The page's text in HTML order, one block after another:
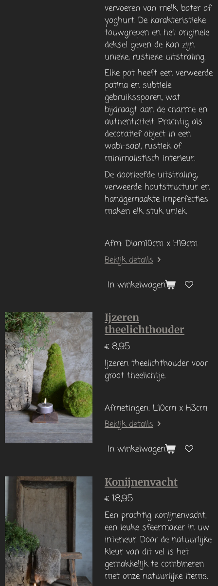
vervoeren van melk, boter of
yoghurt. De karakteristieke
touwgrepen en het originele
deksel geven de kan zijn
unieke, rustieke uitstraling.
Elke pot heeft een verweerde
patina en subtiele
gebruikssporen, wat
bijdraagt ​​aan de charme en
authenticiteit. Prachtig als
decoratief object in een
wabi-sabi, rustiek of
minimalistisch interieur.
De doorleefde uitstraling,
verweerde houtstructuur en
handgemaakte imperfecties
maken elk stuk uniek.
Afm: Diam10cm x H19cm
Bekijk details
In winkelwagen
Ijzeren
theelichthouder
€ 8,95
Ijzeren theelichthouder voor
groot theelichtje.
Afmetingen: L10cm x H3cm
Bekijk details
In winkelwagen
Konijnenvacht
€ 18,95
Een prachtig konijnenvacht,
een leuke sfeermaker in uw
interieur. Door de natuurlijke
kleur van dit vel is het
gemakkelijk te combineren
met onze natuurlijke items.